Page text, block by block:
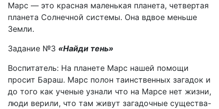
Марс — это красная маленькая планета, четвертая
планета Солнечной системы. Она вдвое меньше
Земли.
Задание №3 «Найди тень»
Воспитатель: На планете Марс нашей помощи
просит Бараш. Марс полон таинственных загадок и
до того как ученые узнали что на Марсе нет жизни,
люди верили, что там живут загадочные существа-